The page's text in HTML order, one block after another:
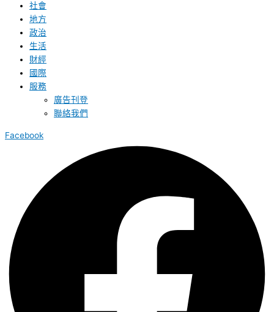
社會
地方
政治
生活
財經
國際
服務
廣告刊登
聯絡我們
Facebook